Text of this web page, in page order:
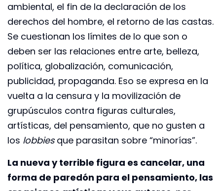
ambiental, el fin de la declaración de los
derechos del hombre, el retorno de las castas.
Se cuestionan los límites de lo que son o
deben ser las relaciones entre arte, belleza,
política, globalización, comunicación,
publicidad, propaganda. Eso se expresa en la
vuelta a la censura y la movilización de
grupúsculos contra figuras culturales,
artísticas, del pensamiento, que no gusten a
los lobbiesque parasitan sobre “minorías”.
La nueva y terrible figura es cancelar, una
forma de paredón para el pensamiento, las